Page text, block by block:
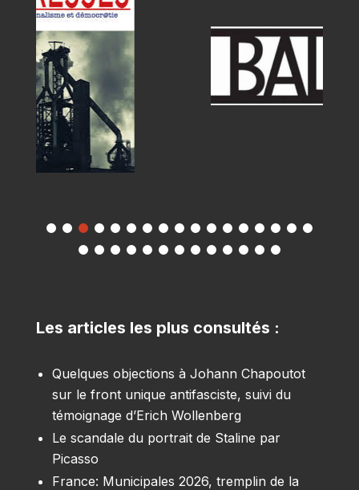
Les articles les plus consultés :
Quelques objections à Johann Chapoutot
sur le front unique antifasciste, suivi du
témoignage d’Erich Wollenberg
Le scandale du portrait de Staline par
Picasso
France: Municipales 2026, tremplin de la